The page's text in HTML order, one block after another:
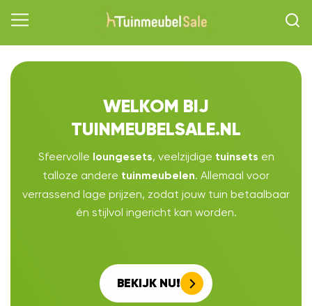
WELKOM BIJ
TUINMEUBELSALE.NL
Sfeervolle loungesets, veelzijdige tuinsets en
talloze andere tuinmeubelen. Allemaal voor
verrassend lage prijzen, zodat jouw tuin betaalbaar
én stijlvol ingericht kan worden.
BEKIJK NU!